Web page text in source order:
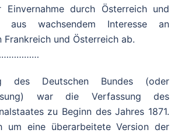
durch Österreich und
aus wachsendem Interesse an
Frankreich und Österreich ab.
des Deutschen Bundes (oder
war die Verfassung des
zu Beginn des Jahres 1871.
um eine überarbeitete Version der